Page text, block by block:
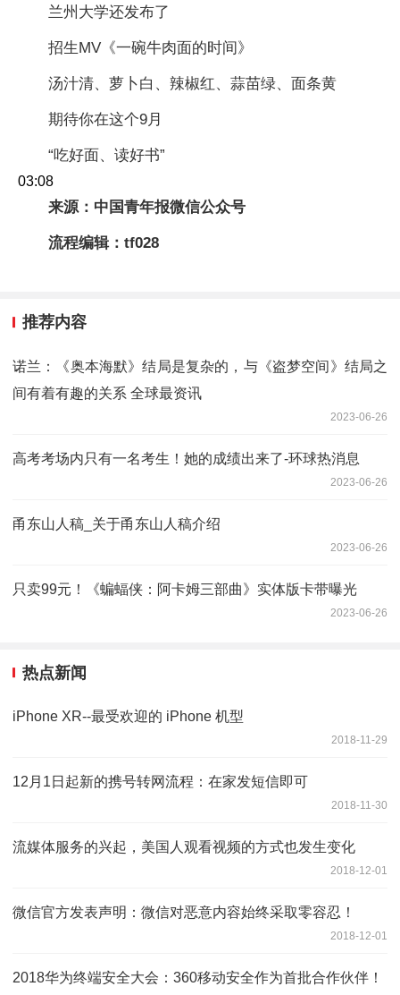
兰州大学还发布了
招生MV《一碗牛肉面的时间》
汤汁清、萝卜白、辣椒红、蒜苗绿、面条黄
期待你在这个9月
“吃好面、读好书”
03:08
来源：中国青年报微信公众号
流程编辑：tf028
推荐内容
诺兰：《奥本海默》结局是复杂的，与《盗梦空间》结局之
间有着有趣的关系 全球最资讯
2023-06-26
高考考场内只有一名考生！她的成绩出来了-环球热消息
2023-06-26
甬东山人稿_关于甬东山人稿介绍
2023-06-26
只卖99元！《蝙蝠侠：阿卡姆三部曲》实体版卡带曝光
2023-06-26
热点新闻
iPhone XR--最受欢迎的 iPhone 机型
2018-11-29
12月1日起新的携号转网流程：在家发短信即可
2018-11-30
流媒体服务的兴起，美国人观看视频的方式也发生变化
2018-12-01
微信官方发表声明：微信对恶意内容始终采取零容忍！
2018-12-01
2018华为终端安全大会：360移动安全作为首批合作伙伴！